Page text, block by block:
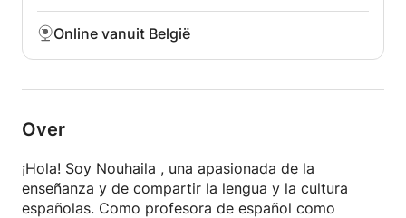
En Arabisch... dat ga je geweldig vinden!
✨ مرحباً (Welkom!)
Online vanuit België
Over
¡Hola! Soy Nouhaila , una apasionada de la
enseñanza y de compartir la lengua y la cultura
españolas. Como profesora de español como